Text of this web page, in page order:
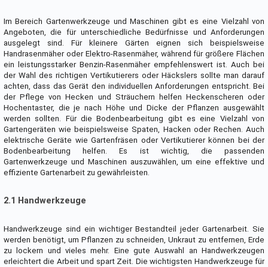
Im Bereich Gartenwerkzeuge und Maschinen gibt es eine Vielzahl von
Angeboten, die für unterschiedliche Bedürfnisse und Anforderungen
ausgelegt sind. Für kleinere Gärten eignen sich beispielsweise
Handrasenmäher oder Elektro-Rasenmäher, während für größere Flächen
ein leistungsstarker Benzin-Rasenmäher empfehlenswert ist. Auch bei
der Wahl des richtigen Vertikutierers oder Häckslers sollte man darauf
achten, dass das Gerät den individuellen Anforderungen entspricht. Bei
der Pflege von Hecken und Sträuchern helfen Heckenscheren oder
Hochentaster, die je nach Höhe und Dicke der Pflanzen ausgewählt
werden sollten. Für die Bodenbearbeitung gibt es eine Vielzahl von
Gartengeräten wie beispielsweise Spaten, Hacken oder Rechen. Auch
elektrische Geräte wie Gartenfräsen oder Vertikutierer können bei der
Bodenbearbeitung helfen. Es ist wichtig, die passenden
Gartenwerkzeuge und Maschinen auszuwählen, um eine effektive und
effiziente Gartenarbeit zu gewährleisten.
2.1 Handwerkzeuge
Handwerkzeuge sind ein wichtiger Bestandteil jeder Gartenarbeit. Sie
werden benötigt, um Pflanzen zu schneiden, Unkraut zu entfernen, Erde
zu lockern und vieles mehr. Eine gute Auswahl an Handwerkzeugen
erleichtert die Arbeit und spart Zeit. Die wichtigsten Handwerkzeuge für